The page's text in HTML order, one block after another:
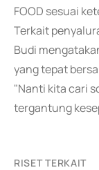
FOOD sesuai
Terkait
Budi
yang tepat
"Nanti kita cari
tergantung
RISET TERKAIT